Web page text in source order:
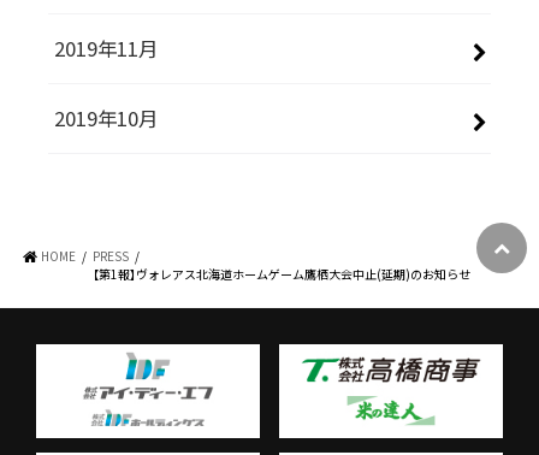
2019年11月
2019年10月
HOME
PRESS
【第1報】ヴォレアス北海道ホームゲーム鷹栖大会中止(延期)のお知らせ